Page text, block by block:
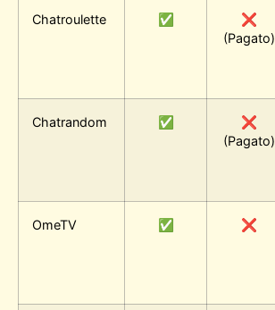
Chatroulette ✅
❌
(Pagato)
Chatrandom ✅
❌
(Pagato)
OmeTV ✅ ❌